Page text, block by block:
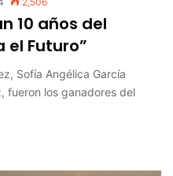
10 años del
el Futuro”
Sofía Angélica García
fueron los ganadores del